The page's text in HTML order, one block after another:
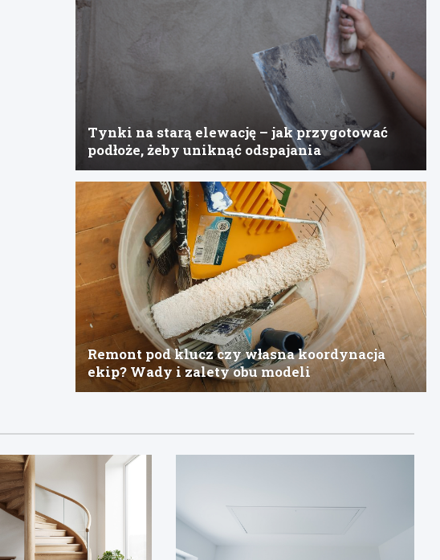
Tynki na starą elewację – jak przygotować
podłoże, żeby uniknąć odspajania
Remont pod klucz czy własna koordynacja
ekip? Wady i zalety obu modeli